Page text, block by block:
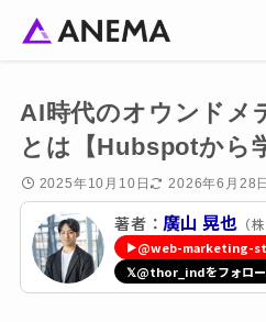
AI時代のオウンドメ
とは【Hubspotから
2025年10月10日 2026年6月28日
著者：廣山 晃也 （
▶@web-marketing-
𝕏@thor_indをフォロー